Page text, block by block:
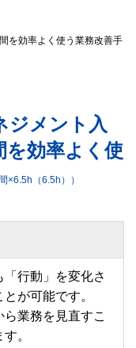
を効率よく使う業務改善手
ジメント入
効率よく使
×6.5h（6.5h））
行動」を変化さ
が可能です。
業務を見直すこ
。